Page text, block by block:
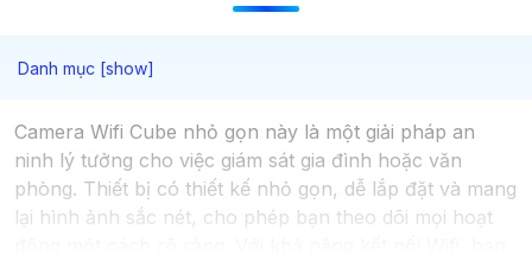
Camera Wifi Cube nhỏ gọn này là một giải pháp an
ninh lý tưởng cho việc giám sát gia đình hoặc văn
phòng. Thiết bị có thiết kế nhỏ gọn, dễ lắp đặt và mang
lại hình ảnh sắc nét, cho phép bạn theo dõi mọi hoạt